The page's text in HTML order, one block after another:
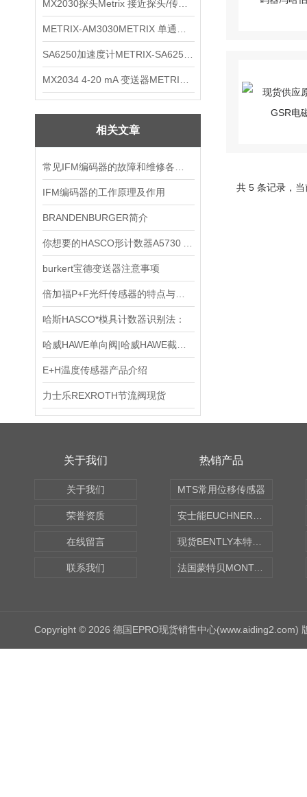
相关文章
IFM编码器的工作原理及作用
BRANDENBURGER简介
burkert宝德变送器注意事项
哈斯HASCO*模具计数器识别法：
E+H温度传感器产品介绍
力士乐REXROTH节流阀现货
共 5 条记录，
关于我们
关于我们
荣誉资质
在线留言
联系我们
热销产品
MTS常用位移传感器
法国蒙特贝MONTABERT打壳机凿岩机Z92
Copyright © 2026 德国EPRO现货销售中心(www.aiding2.com)